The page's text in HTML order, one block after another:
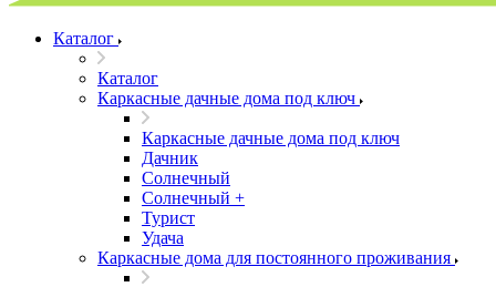
Каталог
Каталог
Каркасные дачные дома под ключ
Каркасные дачные дома под ключ
Дачник
Солнечный
Солнечный +
Турист
Удача
Каркасные дома для постоянного проживания